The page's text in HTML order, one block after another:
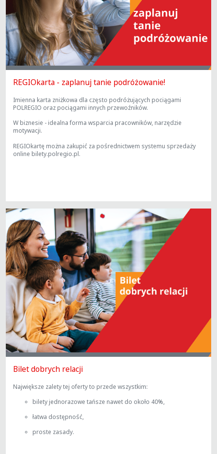
REGIOkarta - zaplanuj tanie podróżowanie!
Imienna karta zniżkowa dla często podróżujących pociągami
POLREGIO oraz pociągami innych przewoźników.
W biznesie - idealna forma wsparcia pracowników, narzędzie
motywacji.
REGIOkartę można zakupić za pośrednictwem systemu sprzedaży
online bilety.polregio.pl.
Bilet dobrych relacji
Największe zalety tej oferty to przede wszystkim:
bilety jednorazowe tańsze nawet do około 40%,
łatwa dostępność,
proste zasady.